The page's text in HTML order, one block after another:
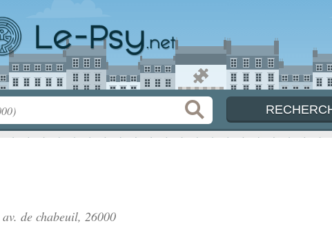
av. de chabeuil, 26000